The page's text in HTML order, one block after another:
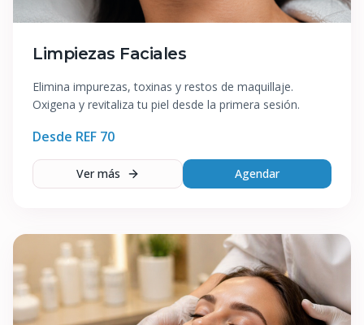
Limpiezas Faciales
Elimina impurezas, toxinas y restos de maquillaje.
Oxigena y revitaliza tu piel desde la primera sesión.
Desde REF 70
Ver más Agendar